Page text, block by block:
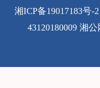
湘ICP备19017183号-2
43120180009 湘公